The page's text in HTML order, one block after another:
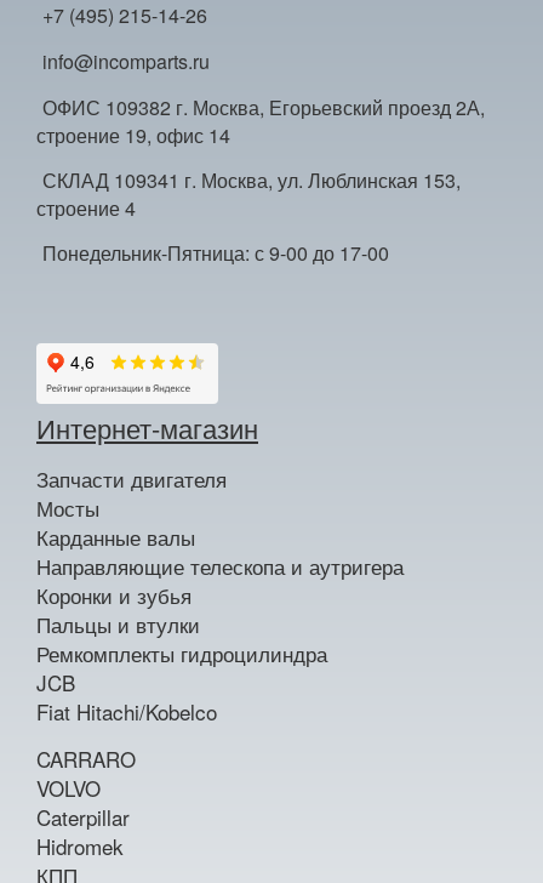
+7 (495) 215-14-26
info@incomparts.ru
ОФИС 109382 г. Москва, Егорьевский проезд 2А,
строение 19, офис 14
СКЛАД 109341 г. Москва, ул. Люблинская 153,
строение 4
Понедельник-Пятница: с 9-00 до 17-00
Интернет-магазин
Запчасти двигателя
Мосты
Карданные валы
Направляющие телескопа и аутригера
Коронки и зубья
Пальцы и втулки
Ремкомплекты гидроцилиндра
JCB
Fiat Hitachi/Kobelco
CARRARO
VOLVO
Caterpillar
Hidromek
КПП